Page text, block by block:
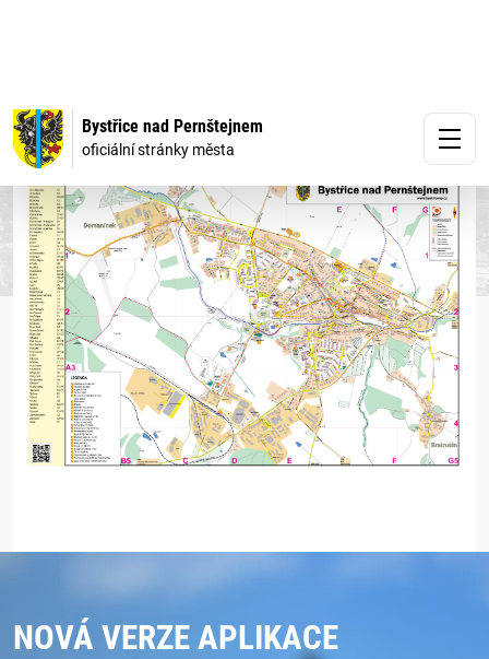
MAPA MĚSTA
NOVÁ VERZE APLIKACE